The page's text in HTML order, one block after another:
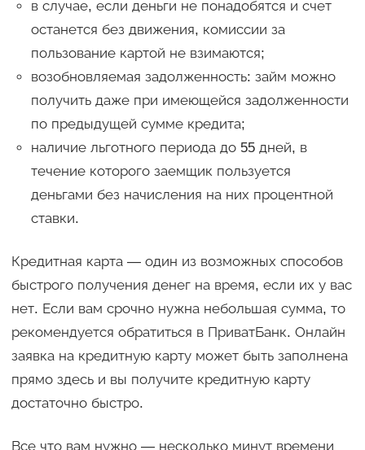
в случае, если деньги не понадобятся и счет
останется без движения, комиссии за
пользование картой не взимаются;
возобновляемая задолженность: займ можно
получить даже при имеющейся задолженности
по предыдущей сумме кредита;
наличие льготного периода до 55 дней, в
течение которого заемщик пользуется
деньгами без начисления на них процентной
ставки.
Кредитная карта — один из возможных способов
быстрого получения денег на время, если их у вас
нет. Если вам срочно нужна небольшая сумма, то
рекомендуется обратиться в ПриватБанк. Онлайн
заявка на кредитную карту может быть заполнена
прямо здесь и вы получите кредитную карту
достаточно быстро.
Все что вам нужно — несколько минут времени